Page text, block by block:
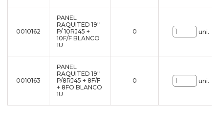
0010162
PANEL
RAQUITED 19''
P/ 10RJ45 +
10F/F BLANCO
1U
0 uni.
0010163
PANEL
RAQUITED 19''
P/8RJ45 + 8F/F
+ 8FO BLANCO
1U
0 uni.